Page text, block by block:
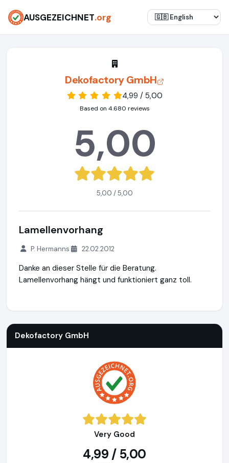
AUSGEZEICHNET.org
Dekofactory GmbH
4,99 / 5,00
Based on 4.680 reviews
5,00
5,00 / 5,00
Lamellenvorhang
P. Hermanns 22.02.2012
Danke an dieser Stelle für die Beratung.
Lamellenvorhang hängt und funktioniert ganz toll.
Dekofactory GmbH
Very Good
4,99 / 5,00